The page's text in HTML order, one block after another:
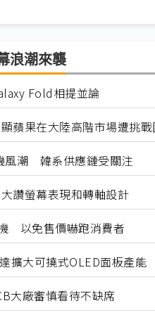
浪潮來襲
Fold相提並論
蘋果在大陸高階市場遭挑戰
風潮 韓系供應鏈受關注
讚螢幕表現和轉軸設計
以免售價嚇跑消費者
擴大可撓式OLED面板產能
大廠審慎看待不缺席